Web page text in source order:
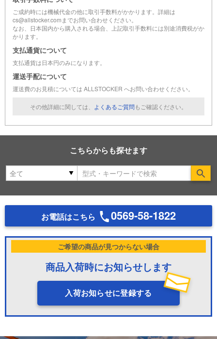
ご成約時には機械代金の他に取引手数料がかかります。詳細は
cs@allstocker.comまでお問い合わせください。
なお、日本国内から購入される場合、上記取引手数料には別途消費税がか
かります。
支払通貨について
支払通貨は日本円のみになります。
運送手配について
運送費のお見積については ALLSTOCKER へお問い合わせください。
その他詳細に関しては、 よくあるご質問もご確認ください。
こちらからも探せます
お電話はこちら 0569-58-1822
ご希望の商品が見つからない場合
商品入荷時にお知らせします
入荷お知らせに登録する